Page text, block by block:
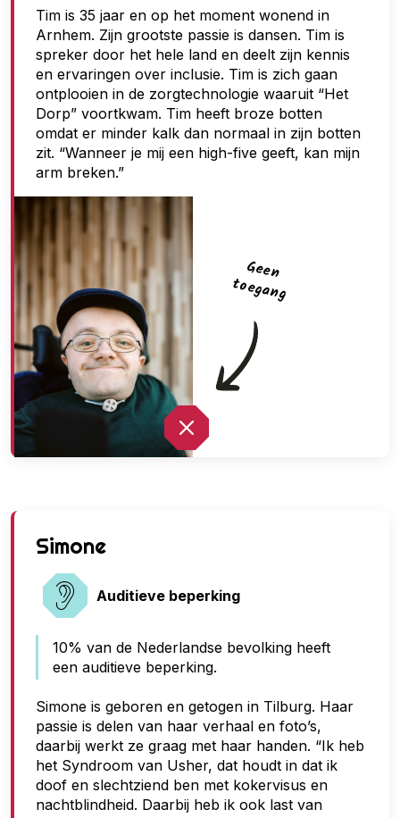
e
g
a
n
g
Tim is 35 jaar en op het moment wonend in
Arnhem. Zijn grootste passie is dansen. Tim is
spreker door het hele land en deelt zijn kennis
en ervaringen over inclusie. Tim is zich gaan
ontplooien in de zorgtechnologie waaruit “Het
Dorp” voortkwam. Tim heeft broze botten
omdat er minder kalk dan normaal in zijn botten
zit. “Wanneer je mij een high-five geeft, kan mijn
arm breken.”
G
een
toegan
g
G
e
o
e
g
a
n
Simone
Auditieve beperking
10% van de Nederlandse bevolking heeft
een auditieve beperking.
Simone is geboren en getogen in Tilburg. Haar
passie is delen van haar verhaal en foto’s,
daarbij werkt ze graag met haar handen. “Ik heb
het Syndroom van Usher, dat houdt in dat ik
doof en slechtziend ben met kokervisus en
nachtblindheid. Daarbij heb ik ook last van